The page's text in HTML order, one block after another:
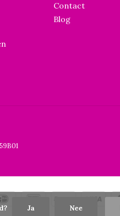
Contact
Blog
Ja Nee